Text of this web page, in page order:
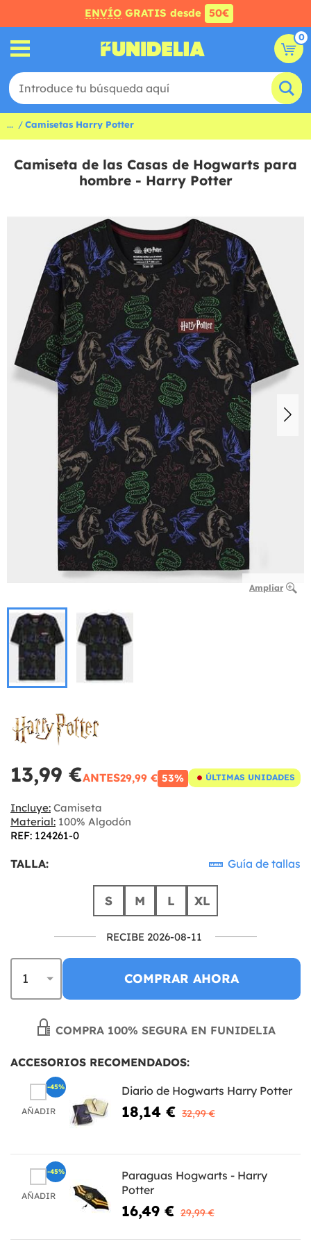
ENVÍO GRATIS desde 50€
0
... Camisetas Harry Potter
Camiseta de las Casas de Hogwarts para
hombre - Harry Potter
Ampliar
13,99 €ANTES29,99 € 53% ÚLTIMAS UNIDADES
Incluye: Camiseta
Material: 100% Algodón
REF: 124261-0
TALLA: Guía de tallas
S M L XL
RECIBE 2026-08-11
COMPRAR AHORA
COMPRA 100% SEGURA EN FUNIDELIA
ACCESORIOS RECOMENDADOS:
AÑADIR
Diario de Hogwarts Harry Potter
18,14 € 32,99 €
-45%
AÑADIR
Paraguas Hogwarts - Harry
Potter
16,49 € 29,99 €
-45%